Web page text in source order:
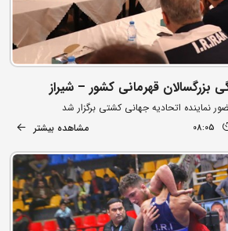
قهرمانی کشور – شیراز
نماینده اتحادیه جهانی کشتی برگزار شد
08:05 مشاهده بیشتر